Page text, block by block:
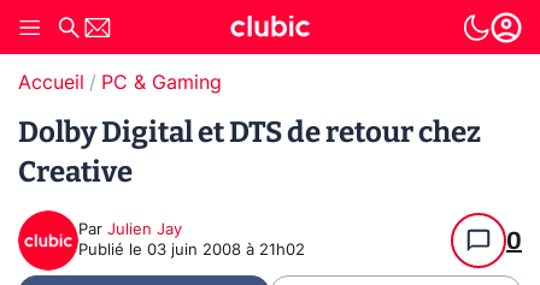
Accueil PC & Gaming
Dolby Digital et DTS de retour chez
Creative
Par Julien Jay
Publié le 03 juin 2008 à 21h02 0